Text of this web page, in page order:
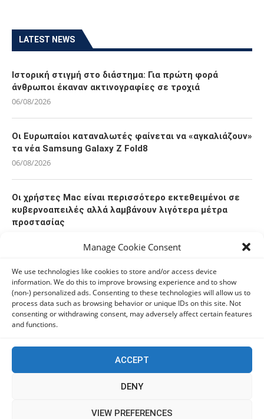
Manage Cookie Consent
We use technologies like cookies to store and/or access device
information. We do this to improve browsing experience and to show
(non-) personalized ads. Consenting to these technologies will allow us to
process data such as browsing behavior or unique IDs on this site. Not
consenting or withdrawing consent, may adversely affect certain features
and functions.
ACCEPT
DENY
VIEW PREFERENCES
LATEST NEWS
Ιστορική στιγμή στο διάστημα: Για πρώτη φορά
άνθρωποι έκαναν ακτινογραφίες σε τροχιά
06/08/2026
Οι Ευρωπαίοι καταναλωτές φαίνεται να «αγκαλιάζουν»
τα νέα Samsung Galaxy Z Fold8
06/08/2026
Οι χρήστες Mac είναι περισσότερο εκτεθειμένοι σε
κυβερνοαπειλές αλλά λαμβάνουν λιγότερα μέτρα
προστασίας
Πόλη Χρυσοχούς: Σε εξέλιξη η ενοποίηση τεσσάρων
αρχαιολογικών χώρων (εικόνες)
06/08/2026
όσους δεν συμμορφώθηκαν για τις επικίνδυνες
06/08/2026
This website uses cookies to improve your experience. We'll